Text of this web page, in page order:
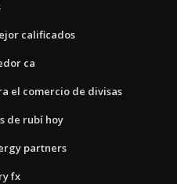
calificados
ca
el comercio de divisas
de rubí hoy
partners
fx